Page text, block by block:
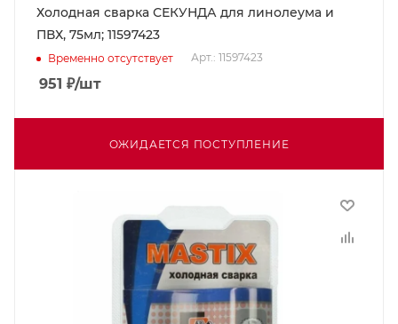
Холодная сварка СЕКУНДА для линолеума и
ПВХ, 75мл; 11597423
Временно отсутствует Арт.: 11597423
951 ₽/шт
ОЖИДАЕТСЯ ПОСТУПЛЕНИЕ